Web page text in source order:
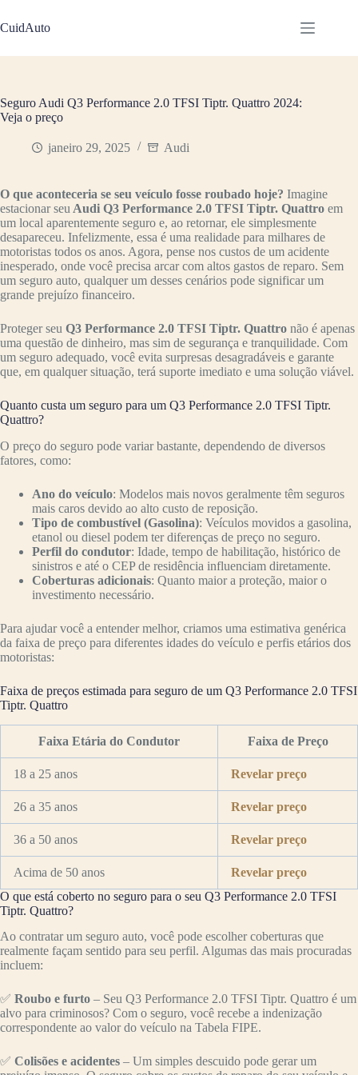
para
o
CuidAuto
Seguro Audi Q3 Performance 2.0 TFSI Tiptr. Quattro 2024:
Veja o preço
janeiro 29, 2025 Audi
O que aconteceria se seu veículo fosse roubado hoje? Imagine
estacionar seu Audi Q3 Performance 2.0 TFSI Tiptr. Quattro em
um local aparentemente seguro e, ao retornar, ele simplesmente
desapareceu. Infelizmente, essa é uma realidade para milhares de
motoristas todos os anos. Agora, pense nos custos de um acidente
inesperado, onde você precisa arcar com altos gastos de reparo. Sem
um seguro auto, qualquer um desses cenários pode significar um
grande prejuízo financeiro.
Proteger seu Q3 Performance 2.0 TFSI Tiptr. Quattro não é apenas
uma questão de dinheiro, mas sim de segurança e tranquilidade. Com
um seguro adequado, você evita surpresas desagradáveis e garante
que, em qualquer situação, terá suporte imediato e uma solução viável.
Quanto custa um seguro para um Q3 Performance 2.0 TFSI Tiptr.
Quattro?
O preço do seguro pode variar bastante, dependendo de diversos
fatores, como:
Ano do veículo: Modelos mais novos geralmente têm seguros
mais caros devido ao alto custo de reposição.
Tipo de combustível (Gasolina): Veículos movidos a gasolina,
etanol ou diesel podem ter diferenças de preço no seguro.
Perfil do condutor: Idade, tempo de habilitação, histórico de
sinistros e até o CEP de residência influenciam diretamente.
Coberturas adicionais: Quanto maior a proteção, maior o
investimento necessário.
Para ajudar você a entender melhor, criamos uma estimativa genérica
da faixa de preço para diferentes idades do veículo e perfis etários dos
motoristas:
Faixa de preços estimada para seguro de um Q3 Performance 2.0 TFSI
Tiptr. Quattro
Faixa Etária do Condutor Faixa de Preço
18 a 25 anos Revelar preço
26 a 35 anos Revelar preço
36 a 50 anos Revelar preço
Acima de 50 anos
Revelar preço
O que está coberto no seguro para o seu Q3 Performance 2.0 TFSI
Tiptr. Quattro?
Ao contratar um seguro auto, você pode escolher coberturas que
realmente façam sentido para seu perfil. Algumas das mais procuradas
incluem:
✅ Roubo e furto – Seu Q3 Performance 2.0 TFSI Tiptr. Quattro é um
alvo para criminosos? Com o seguro, você recebe a indenização
correspondente ao valor do veículo na Tabela FIPE.
✅ Colisões e acidentes – Um simples descuido pode gerar um